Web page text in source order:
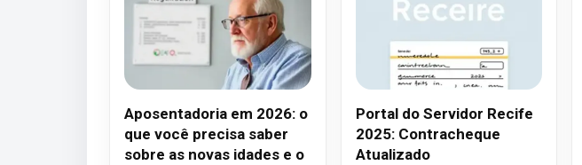
Aposentadoria em 2026: o
que você precisa saber
sobre as novas idades e o
Portal do Servidor Recife
2025: Contracheque
Atualizado